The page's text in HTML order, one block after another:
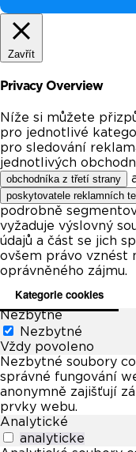
Zavřít
Privacy Overview
Níže si můžete
pro jednotlivé
pro sledování
jednotlivých
obchodníka z třetí strany
poskytovatele reklamních
podrobně
vyžaduje výslovný
údajů a část se jich
ovšem právo vznést
oprávněného zájmu.
Kategorie cookies
Nezbytné
Nezbytné
Vždy povoleno
Nezbytné soubory
správné fungování
anonymně zajišťují
prvky webu.
Analytické
analyticke